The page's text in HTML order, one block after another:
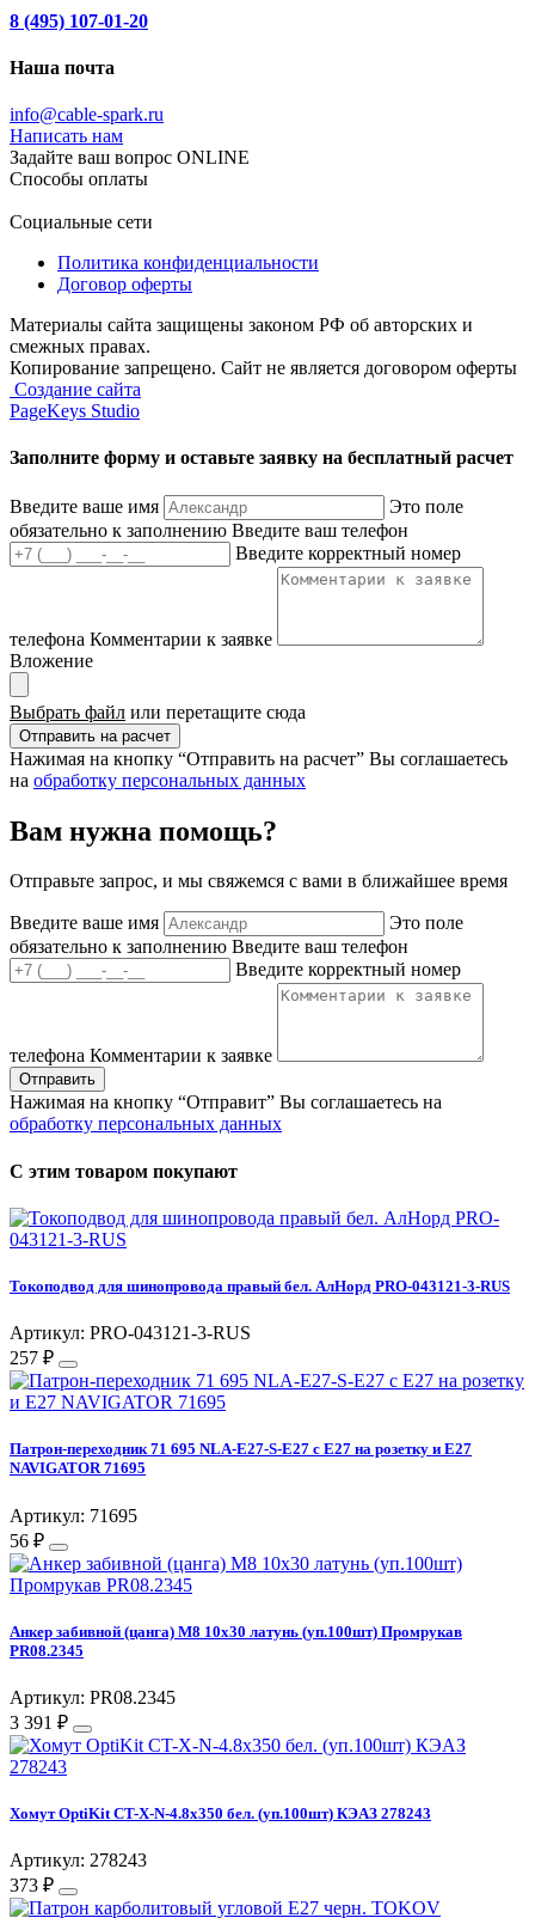
8 (495) 107-01-20
Наша почта
info@cable-spark.ru
Написать нам
Задайте ваш вопрос ONLINE
Способы оплаты
Социальные сети
Политика конфиденциальности
Договор оферты
Материалы сайта защищены законом РФ об авторских и
смежных правах.
Копирование запрещено. Сайт не является договором оферты
Создание сайта
PageKeys Studio
Заполните форму и оставьте заявку на бесплатный расчет
Введите ваше имя
Это поле
обязательно к заполнению Введите ваш телефон
Введите корректный номер
телефона Комментарии к заявке
Вложение
Выбрать файл или перетащите сюда
Отправить на расчет
Нажимая на кнопку “Отправить на расчет” Вы соглашаетесь
на обработку персональных данных
Вам нужна помощь?
Отправьте запрос, и мы свяжемся с вами в ближайшее время
Введите ваше имя
Это поле
обязательно к заполнению Введите ваш телефон
Введите корректный номер
телефона Комментарии к заявке
Отправить
Нажимая на кнопку “Отправит” Вы соглашаетесь на
обработку персональных данных
С этим товаром покупают
Токоподвод для шинопровода правый бел. АлНорд PRO-043121-3-RUS
Артикул: PRO-043121-3-RUS
257 ₽
Патрон-переходник 71 695 NLA-E27-S-E27 с E27 на розетку и E27
NAVIGATOR 71695
Артикул: 71695
56 ₽
Анкер забивной (цанга) М8 10х30 латунь (уп.100шт) Промрукав
PR08.2345
Артикул: PR08.2345
3 391 ₽
Хомут OptiKit CT-Х-N-4.8х350 бел. (уп.100шт) КЭАЗ 278243
Артикул: 278243
373 ₽